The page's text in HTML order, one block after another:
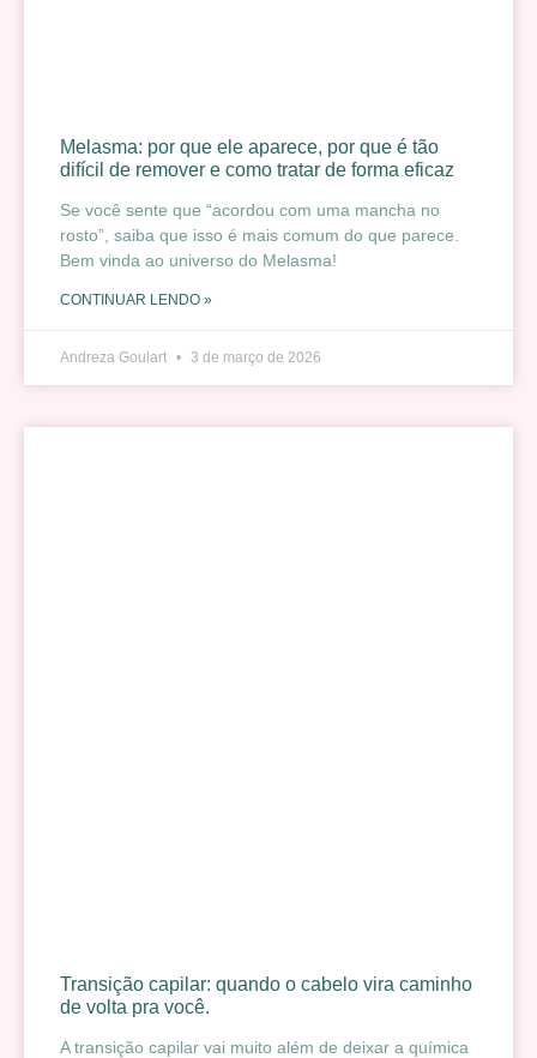
Melasma: por que ele aparece, por que é tão
difícil de remover e como tratar de forma eficaz
Se você sente que “acordou com uma mancha no
rosto”, saiba que isso é mais comum do que parece.
Bem vinda ao universo do Melasma!
CONTINUAR LENDO »
Andreza Goulart 3 de março de 2026
Transição capilar: quando o cabelo vira caminho
de volta pra você.
A transição capilar vai muito além de deixar a química